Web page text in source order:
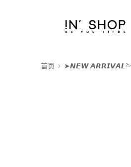
首页 ➤𝙉𝙀𝙒 𝘼𝙍𝙍𝙄𝙑𝘼𝙇²⁵